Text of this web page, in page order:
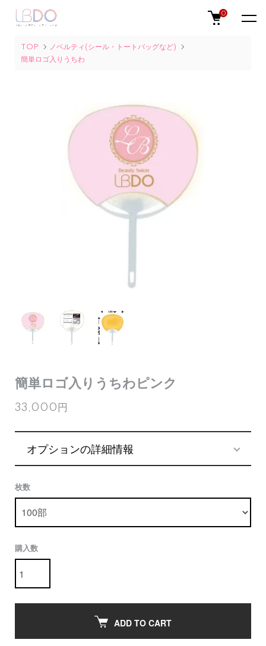
0
TOP
ノベルティ(シール・トートバッグなど)
簡単ロゴ入りうちわ
簡単ロゴ入りうちわピンク
33,000円
オプションの詳細情報
枚数
購入数
ADD TO CART